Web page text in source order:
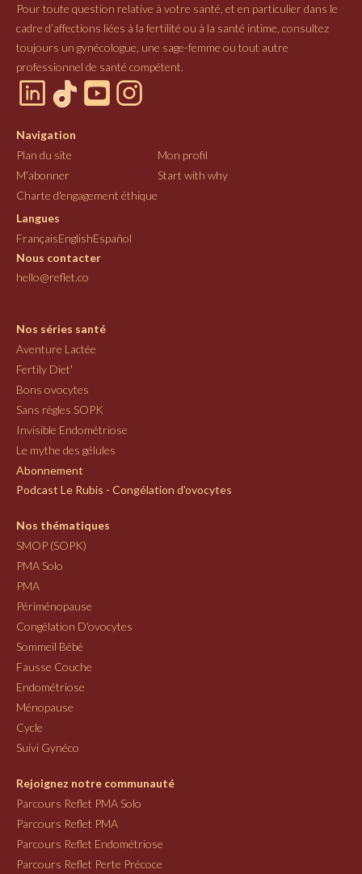
Pour toute question relative à votre santé, et en particulier dans le
cadre d’affections liées à la fertilité ou à la santé intime, consultez
toujours un gynécologue, une sage-femme ou tout autre
professionnel de santé compétent.
Navigation
Plan du site
Mon profil
M'abonner
Start with why
Charte d'engagement éthique
Langues
FrançaisEnglishEspañol
Nous contacter
hello@reflet.co
Nos séries santé
Aventure Lactée
Fertily Diet'
Bons ovocytes
Sans règles SOPK
Invisible Endométriose
Le mythe des gélules
Abonnement
Podcast Le Rubis - Congélation d'ovocytes
Nos thématiques
SMOP (SOPK)
PMA Solo
PMA
Périménopause
Congélation D'ovocytes
Sommeil Bébé
Fausse Couche
Endométriose
Ménopause
Cycle
Suivi Gynéco
Rejoignez notre communauté
Parcours Reflet PMA Solo
Parcours Reflet PMA
Parcours Reflet Endométriose
Parcours Reflet Perte Précoce